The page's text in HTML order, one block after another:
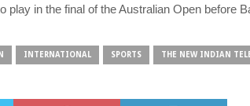
play in the final of the Australian Open before
INTERNATIONAL SPORTS THE NEW INDIAN